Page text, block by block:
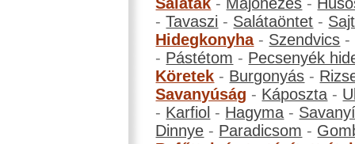
-Tavaszi - Salátaöntet -
Hidegkonyha- Szendvics -
- Pástétom - Pecsenyék
Köretek - Burgonyás -
Savanyúság - Káposzta -
- Karfiol - Hagyma -
Dinnye - Paradicsom -